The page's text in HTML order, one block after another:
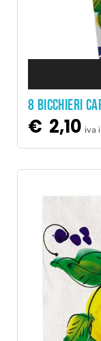
8 BICCHIERI
€ 2,10 iva